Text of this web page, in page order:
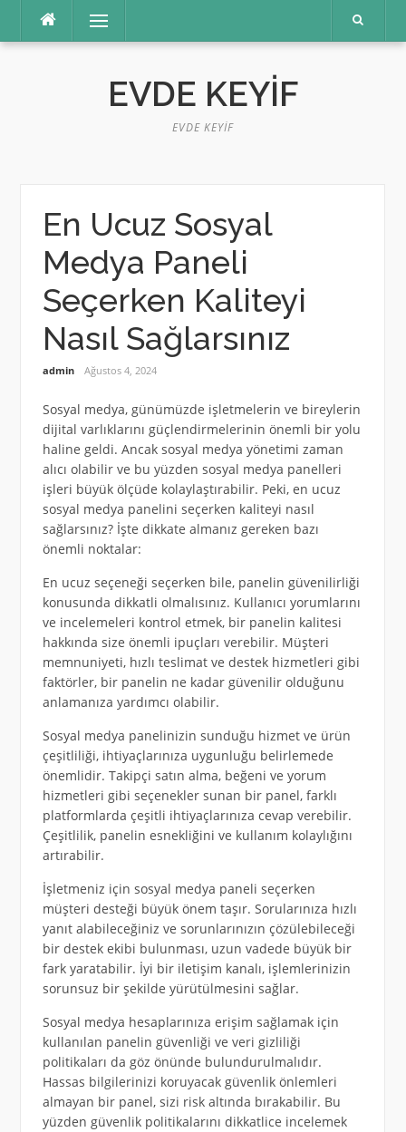
Menü
EVDE KEYIF
EVDE KEYIF
En Ucuz Sosyal
Medya Paneli
Seçerken Kaliteyi
Nasıl Sağlarsınız
admin Ağustos 4, 2024
Sosyal medya, günümüzde işletmelerin ve bireylerin
dijital varlıklarını güçlendirmelerinin önemli bir yolu
haline geldi. Ancak sosyal medya yönetimi zaman
alıcı olabilir ve bu yüzden sosyal medya panelleri
işleri büyük ölçüde kolaylaştırabilir. Peki, en ucuz
sosyal medya panelini seçerken kaliteyi nasıl
sağlarsınız? İşte dikkate almanız gereken bazı
önemli noktalar:
En ucuz seçeneği seçerken bile, panelin güvenilirliği
konusunda dikkatli olmalısınız. Kullanıcı yorumlarını
ve incelemeleri kontrol etmek, bir panelin kalitesi
hakkında size önemli ipuçları verebilir. Müşteri
memnuniyeti, hızlı teslimat ve destek hizmetleri gibi
faktörler, bir panelin ne kadar güvenilir olduğunu
anlamanıza yardımcı olabilir.
Sosyal medya panelinizin sunduğu hizmet ve ürün
çeşitliliği, ihtiyaçlarınıza uygunluğu belirlemede
önemlidir. Takipçi satın alma, beğeni ve yorum
hizmetleri gibi seçenekler sunan bir panel, farklı
platformlarda çeşitli ihtiyaçlarınıza cevap verebilir.
Çeşitlilik, panelin esnekliğini ve kullanım kolaylığını
artırabilir.
İşletmeniz için sosyal medya paneli seçerken
müşteri desteği büyük önem taşır. Sorularınıza hızlı
yanıt alabileceğiniz ve sorunlarınızın çözülebileceği
bir destek ekibi bulunması, uzun vadede büyük bir
fark yaratabilir. İyi bir iletişim kanalı, işlemlerinizin
sorunsuz bir şekilde yürütülmesini sağlar.
Sosyal medya hesaplarınıza erişim sağlamak için
kullanılan panelin güvenliği ve veri gizliliği
politikaları da göz önünde bulundurulmalıdır.
Hassas bilgilerinizi koruyacak güvenlik önlemleri
almayan bir panel, sizi risk altında bırakabilir. Bu
yüzden güvenlik politikalarını dikkatlice incelemek